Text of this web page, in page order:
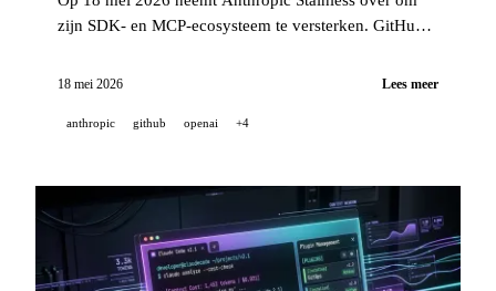
zijn SDK- en MCP-ecosysteem te versterken. GitHub
Codex in een gegarandeerde LTS-modus van 12
gaat naar algemene beschikbaarheid op mobiel, web,
18 mei 2026 Lees meer
anthropic github openai +4